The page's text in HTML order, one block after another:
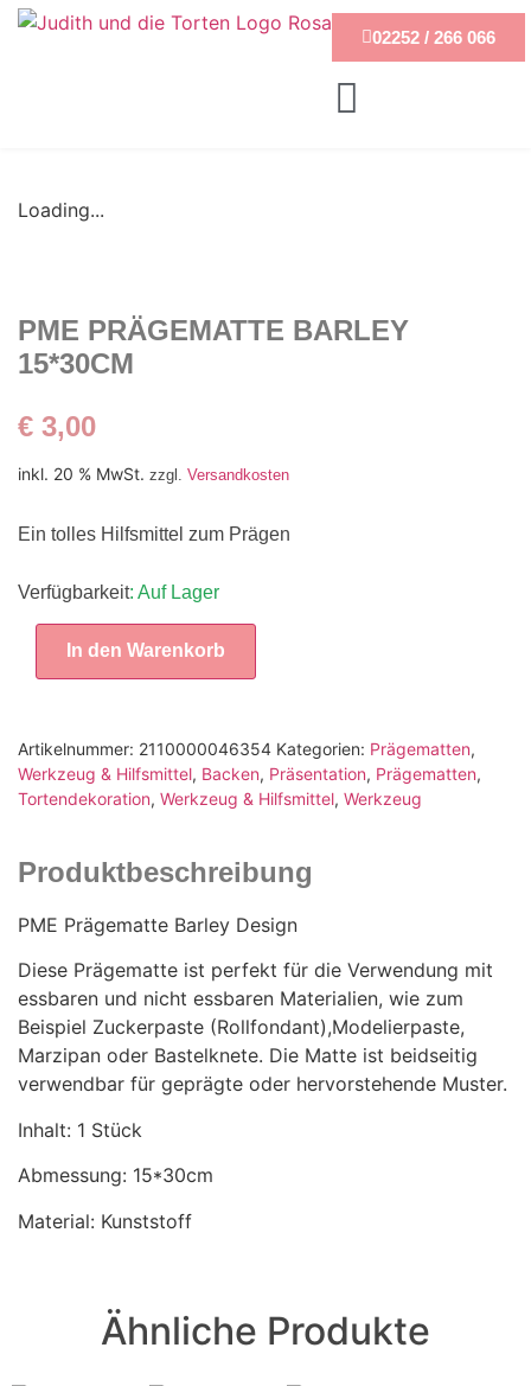
02252 / 266 066
Loading...
PME PRÄGEMATTE BARLEY
15*30CM
€ 3,00
inkl. 20 % MwSt. zzgl. Versandkosten
Ein tolles Hilfsmittel zum Prägen
Verfügbarkeit: Auf Lager
In den Warenkorb
Artikelnummer: 2110000046354 Kategorien: Prägematten,
Werkzeug & Hilfsmittel, Backen, Präsentation, Prägematten,
Tortendekoration, Werkzeug & Hilfsmittel, Werkzeug
Produktbeschreibung
PME Prägematte Barley Design
Diese Prägematte ist perfekt für die Verwendung mit
essbaren und nicht essbaren Materialien, wie zum
Beispiel Zuckerpaste (Rollfondant),Modelierpaste,
Marzipan oder Bastelknete. Die Matte ist beidseitig
verwendbar für geprägte oder hervorstehende Muster.
Inhalt: 1 Stück
Abmessung: 15*30cm
Material: Kunststoff
Ähnliche Produkte